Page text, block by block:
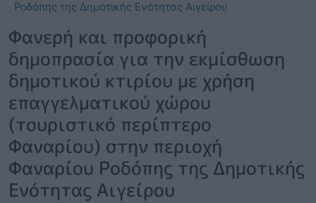
Ροδόπης της Δημοτικής Ενότητας Αιγείρου
Φανερή και προφορική
δημοπρασία για την εκμίσθωση
δημοτικού κτιρίου με χρήση
επαγγελματικού χώρου
(τουριστικό περίπτερο
Φαναρίου) στην περιοχή
Φαναρίου Ροδόπης της Δημοτικής
Ενότητας Αιγείρου